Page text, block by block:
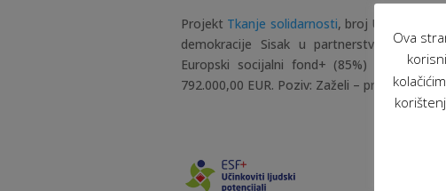
Projekt Tkanje solidarnosti, broj Ugovora:
demokracije Sisak u partnerstvu s
Europski socijalni fond+ (85%) i Državni
792.000,00 EUR. Poziv: Zaželi – prevencija
Ova